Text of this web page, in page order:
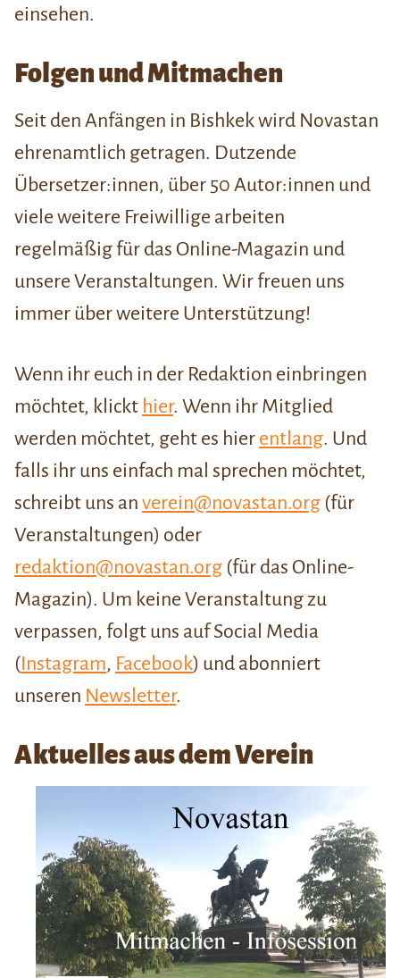
einsehen.
Folgen und Mitmachen
Seit den Anfängen in Bishkek wird Novastan
ehrenamtlich getragen. Dutzende
Übersetzer:innen, über 50 Autor:innen und
viele weitere Freiwillige arbeiten
regelmäßig für das Online-Magazin und
unsere Veranstaltungen. Wir freuen uns
immer über weitere Unterstützung!
Wenn ihr euch in der Redaktion einbringen
möchtet, klickt hier. Wenn ihr Mitglied
werden möchtet, geht es hier entlang. Und
falls ihr uns einfach mal sprechen möchtet,
schreibt uns an verein@novastan.org (für
Veranstaltungen) oder
redaktion@novastan.org (für das Online-
Magazin). Um keine Veranstaltung zu
verpassen, folgt uns auf Social Media
(Instagram, Facebook) und abonniert
unseren Newsletter.
Aktuelles aus dem Verein